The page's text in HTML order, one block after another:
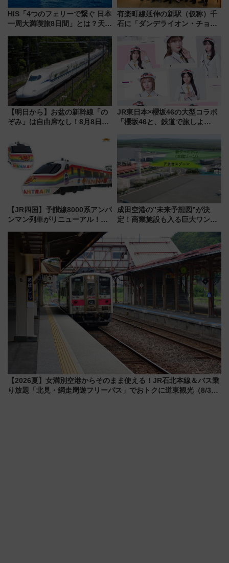
HIS「4つのフェリーで繋ぐ 日本
一周大満喫旅8日間」とは？天橋
の絶景＆限定グルメを網羅！煩
雑な手続きも不要でお手軽に楽
しめるプランが登場
有楽町線延伸の新駅（仮称）千
石に「ダンデライオン・チョコ
1億円出資で挑む新時代のまちづ
くりとは？
【明日から】お盆の新幹線「の
ぞみ」は自由席なし！8月8日午
せば空きが見つかることも 混
雑避ける「空席」探しのコツ
JR東日本×櫻坂46の大型コラボ
「櫻坂46と、鉄道で旅しよ
潟・長野・庄内へ
【JR四国】予讃線8000系アンパ
ンマン列車がリニューアル！内
今年12月
成田空港の”未来予想図”が決
定！商業施設も入る巨大ワンタ
で新型特急が品川･羽田とを結
ぶ！ JR空港駅は2面3線化！
【2026夏】女満別空港からそのまま使える！JR石北本線＆バス乗
り放題「北見・網走周遊フリーパス」でおトクに道東観光（8/3発